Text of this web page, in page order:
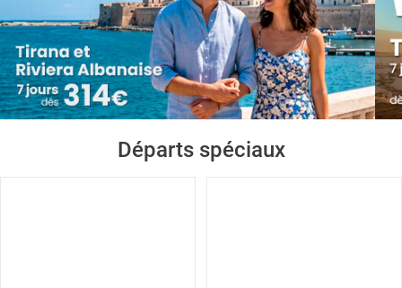
Départs spéciaux